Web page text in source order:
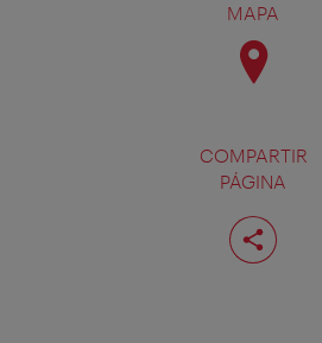
MAPA
COMPARTIR
PÁGINA
Compartir
página